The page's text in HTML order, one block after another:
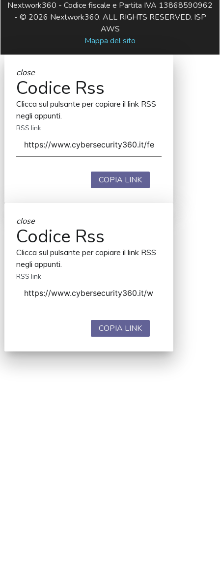
Nextwork360 - Codice fiscale e Partita IVA 13868590962
- © 2026 Nextwork360. ALL RIGHTS RESERVED. ISP
AWS
Mappa del sito
close
Codice Rss
Clicca sul pulsante per copiare il link RSS
negli appunti.
RSS link
COPIA LINK
close
Codice Rss
Clicca sul pulsante per copiare il link RSS
negli appunti.
RSS link
COPIA LINK